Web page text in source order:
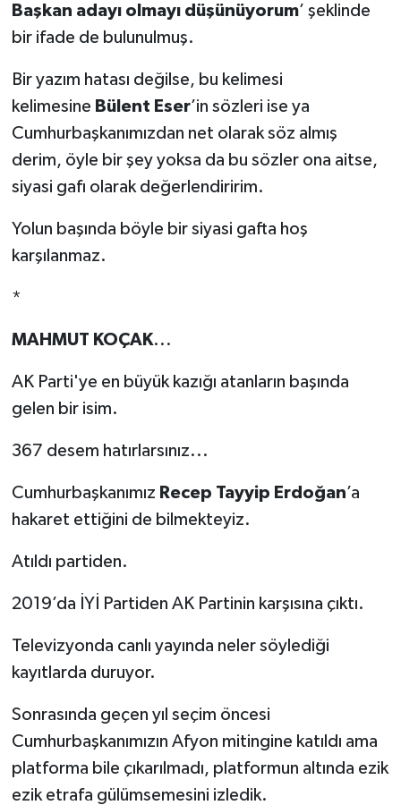
Başkan adayı olmayı düşünüyorum’ şeklinde
bir ifade de bulunulmuş.
Bir yazım hatası değilse, bu kelimesi
kelimesine Bülent Eser’in sözleri ise ya
Cumhurbaşkanımızdan net olarak söz almış
derim, öyle bir şey yoksa da bu sözler ona aitse,
siyasi gafı olarak değerlendiririm.
Yolun başında böyle bir siyasi gafta hoş
karşılanmaz.
*
MAHMUT KOÇAK...
AK Parti'ye en büyük kazığı atanların başında
gelen bir isim.
367 desem hatırlarsınız...
Cumhurbaşkanımız Recep Tayyip Erdoğan’a
hakaret ettiğini de bilmekteyiz.
Atıldı partiden.
2019’da İYİ Partiden AK Partinin karşısına çıktı.
Televizyonda canlı yayında neler söylediği
kayıtlarda duruyor.
Sonrasında geçen yıl seçim öncesi
Cumhurbaşkanımızın Afyon mitingine katıldı ama
platforma bile çıkarılmadı, platformun altında ezik
ezik etrafa gülümsemesini izledik.